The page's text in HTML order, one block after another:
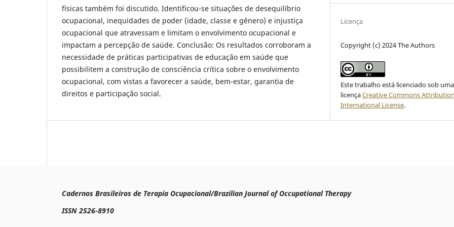
físicas também foi discutido. Identificou-se situações de desequilíbrio
ocupacional, inequidades de poder (idade, classe e gênero) e injustiça
ocupacional que atravessam e limitam o envolvimento ocupacional e
impactam a percepção de saúde. Conclusão: Os resultados corroboram a
necessidade de práticas participativas de educação em saúde que
possibilitem a construção de consciência crítica sobre o envolvimento
ocupacional, com vistas a favorecer a saúde, bem-estar, garantia de
direitos e participação social.
Licença
Copyright (c) 2024 The Authors
Este trabalho está licenciado sob uma
licençaCreative Commons
International License.
Cadernos Brasileiros de Terapia Ocupacional/Brazilian Journal of Occupational Therapy
ISSN 2526-8910